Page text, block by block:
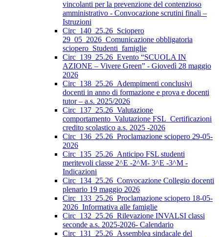
vincolanti per la prevenzione del contenzioso
amministrativo - Convocazione scrutini finali –
Istruzioni
Circ_140_25.26_Sciopero
29_05_2026_Comunicazione obbligatoria
sciopero_Studenti_famiglie
Circ_139_25.26_Evento “SCUOLA IN
AZIONE – Vivere Green” - Giovedì 28 maggio
2026
Circ_138_25.26_Adempimenti conclusivi
docenti in anno di formazione e prova e docenti
tutor – a.s. 2025/2026
Circ_137_25.26_Valutazione
comportamento_Valutazione FSL_Certificazioni
credito scolastico a.s. 2025 -2026
Circ_136_25.26_Proclamazione sciopero 29-05-
2026
Circ_135_25.26_Anticipo FSL studenti
meritevoli classe 2^E -2^M- 3^E -3^M -
Indicazioni
Circ_134_25.26_Convocazione Collegio docenti
plenario 19 maggio 2026
Circ_133_25.26_Proclamazione sciopero 18-05-
2026_Informativa alle famiglie
Circ_132_25.26_Rilevazione INVALSI classi
seconde a.s. 2025-2026- Calendario
Circ_131_25.26_Assemblea sindacale del